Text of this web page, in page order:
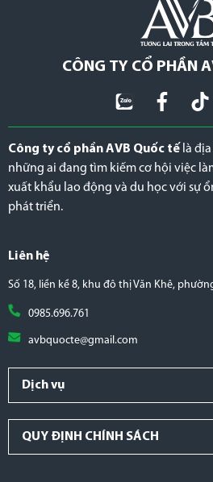
CÔNG TY CỔ PHẦN
Công ty cổ phần AVB Quốc tế là
những ai đang tìm kiếm cơ hội việc
xuất khẩu lao động và du học với sự
phát triển.
Liên hệ
Số 18, liền kề 8, khu đô thị Văn Khê,
0985.696.761
avbquocte@gmail.com
Dịch vụ
QUY ĐỊNH CHÍNH SÁCH